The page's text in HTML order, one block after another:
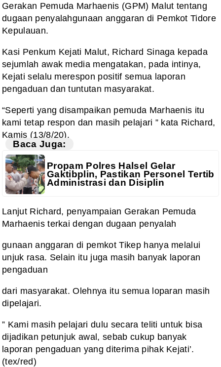
Gerakan Pemuda Marhaenis (GPM) Malut tentang
dugaan penyalahgunaan anggaran di Pemkot Tidore
Kepulauan.
Kasi Penkum Kejati Malut, Richard Sinaga kepada
sejumlah awak media mengatakan, pada intinya,
Kejati selalu merespon positif semua laporan
pengaduan dan tuntutan masyarakat.
“Seperti yang disampaikan pemuda Marhaenis itu
kami tetap respon dan masih pelajari ” kata Richard,
Kamis (13/8/20).
Baca Juga:
Propam Polres Halsel Gelar
Gaktibplin, Pastikan Personel Tertib
Administrasi dan Disiplin
Lanjut Richard, penyampaian Gerakan Pemuda
Marhaenis terkai dengan dugaan penyalah
gunaan anggaran di pemkot Tikep hanya melalui
unjuk rasa. Selain itu juga masih banyak laporan
pengaduan
dari masyarakat. Olehnya itu semua loparan masih
dipelajari.
” Kami masih pelajari dulu secara teliti untuk bisa
dijadikan petunjuk awal, sebab cukup banyak
laporan pengaduan yang diterima pihak Kejati’.
(tex/red)